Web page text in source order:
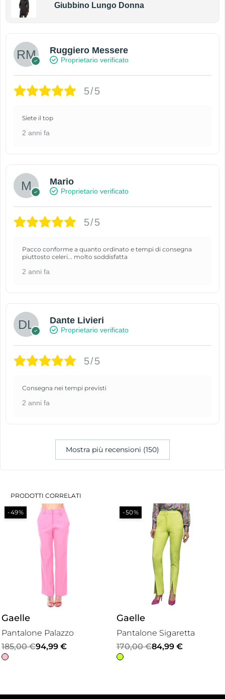
Giubbino Lungo Donna
Ruggiero Messere
Proprietario verificato
5/5
Siete il top
2 anni fa
Mario
Proprietario verificato
5/5
Pacco conforme a quanto ordinato e tempi di consegna
piuttosto celeri... molto soddisfatta
2 anni fa
Dante Livieri
Proprietario verificato
5/5
Consegna nei tempi previsti
2 anni fa
Mostra più recensioni (150)
PRODOTTI CORRELATI
-49%
Gaelle
Pantalone Palazzo
185,00€
Il
prezzo
94,99 €
Il
prezzo
-50%
Gaelle
Pantalone Sigaretta
170,00€
Il
prezzo
84,99 €
Il
prezzo